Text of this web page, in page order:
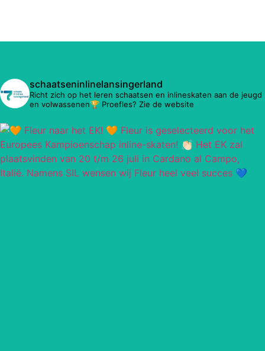
schaatseninlinelansingerland
Richt zich op het leren schaatsen en inlineskaten aan de jeugd
en volwassenen🏆 Proefles? Zie de website